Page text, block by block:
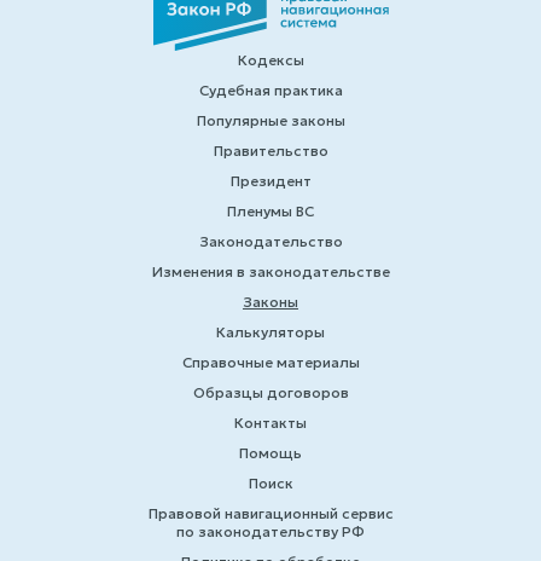
Кодексы
Судебная практика
Популярные законы
Правительство
Президент
Пленумы ВС
Законодательство
Изменения в законодательстве
Законы
Калькуляторы
Справочные материалы
Образцы договоров
Контакты
Помощь
Поиск
Правовой навигационный сервис
по законодательству РФ